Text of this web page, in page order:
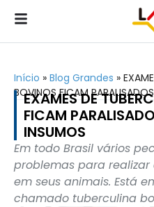
Início » Blog Grandes »
BOVINOS FICAM
EXAMES DE
FICAM
INSUMOS
Em todo Brasil vários
problemas para
em seus animais. Está
chamado tuberculina